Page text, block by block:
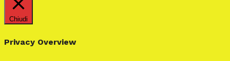
Chiudi
Privacy Overview